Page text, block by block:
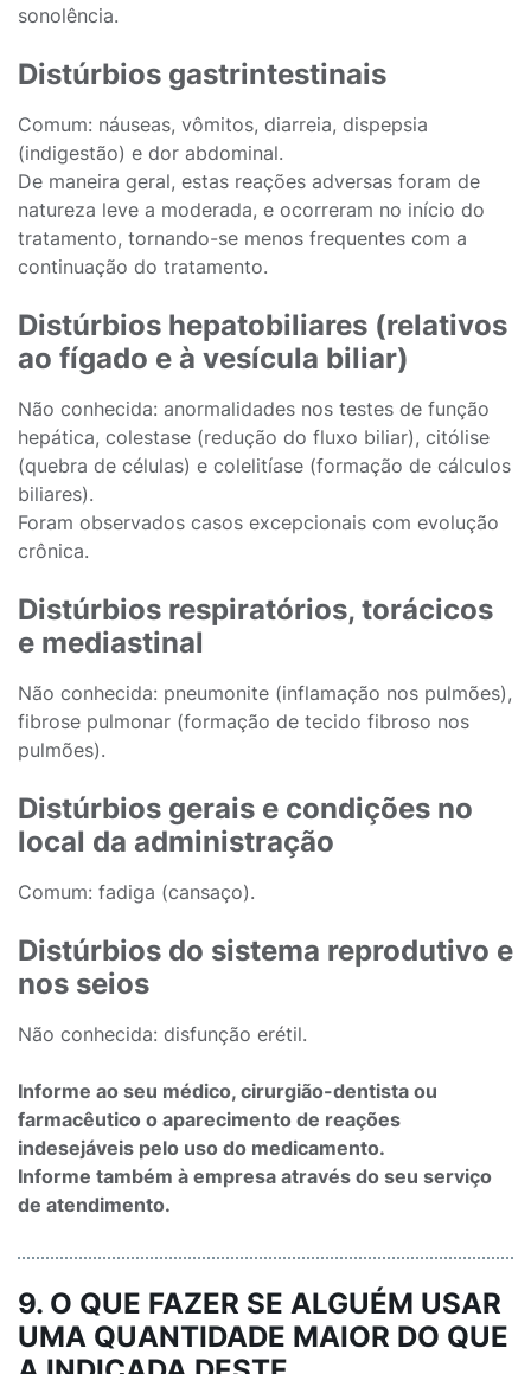
sonolência.
Distúrbios gastrintestinais
Comum: náuseas, vômitos, diarreia, dispepsia
(indigestão) e dor abdominal.
De maneira geral, estas reações adversas foram de
natureza leve a moderada, e ocorreram no início do
tratamento, tornando-se menos frequentes com a
continuação do tratamento.
Distúrbios hepatobiliares (relativos
ao fígado e à vesícula biliar)
Não conhecida: anormalidades nos testes de função
hepática, colestase (redução do fluxo biliar), citólise
(quebra de células) e colelitíase (formação de cálculos
biliares).
Foram observados casos excepcionais com evolução
crônica.
Distúrbios respiratórios, torácicos
e mediastinal
Não conhecida: pneumonite (inflamação nos pulmões),
fibrose pulmonar (formação de tecido fibroso nos
pulmões).
Distúrbios gerais e condições no
local da administração
Comum: fadiga (cansaço).
Distúrbios do sistema reprodutivo e
nos seios
Não conhecida: disfunção erétil.
Informe ao seu médico, cirurgião-dentista ou
farmacêutico o aparecimento de reações
indesejáveis pelo uso do medicamento.
Informe também à empresa através do seu serviço
de atendimento.
9. O QUE FAZER SE ALGUÉM USAR
UMA QUANTIDADE MAIOR DO QUE